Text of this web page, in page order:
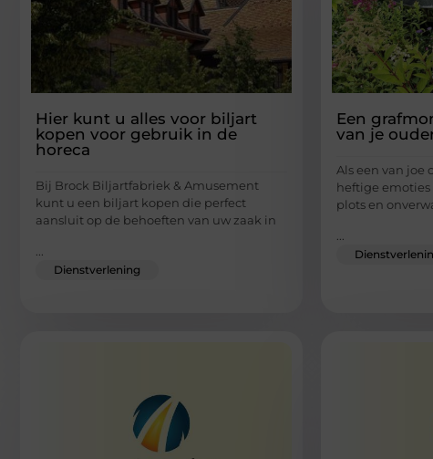
Hier kunt u alles voor biljart
kopen voor gebruik in de
horeca
Bij Brock Biljartfabriek & Amusement
kunt u een biljart kopen die perfect
aansluit op de behoeften van uw zaak in
Dienstverlening
Een
van je
Als een van joe
heftige emoties
plots en